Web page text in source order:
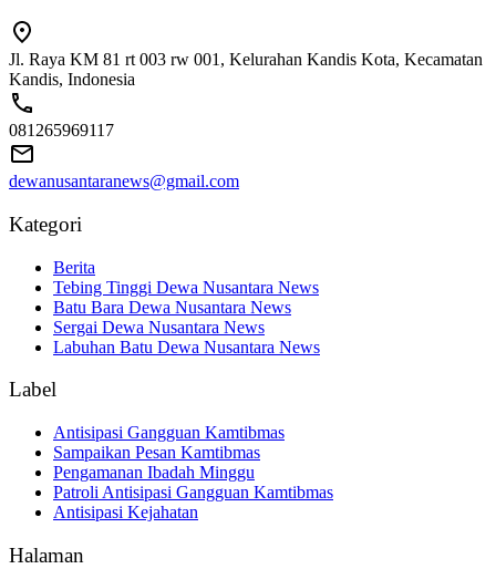
Jl. Raya KM 81 rt 003 rw 001, Kelurahan Kandis Kota, Kecamatan
Kandis, Indonesia
081265969117
dewanusantaranews@gmail.com
Kategori
Berita
Tebing Tinggi Dewa Nusantara News
Batu Bara Dewa Nusantara News
Sergai Dewa Nusantara News
Labuhan Batu Dewa Nusantara News
Label
Antisipasi Gangguan Kamtibmas
Sampaikan Pesan Kamtibmas
Pengamanan Ibadah Minggu
Patroli Antisipasi Gangguan Kamtibmas
Antisipasi Kejahatan
Halaman